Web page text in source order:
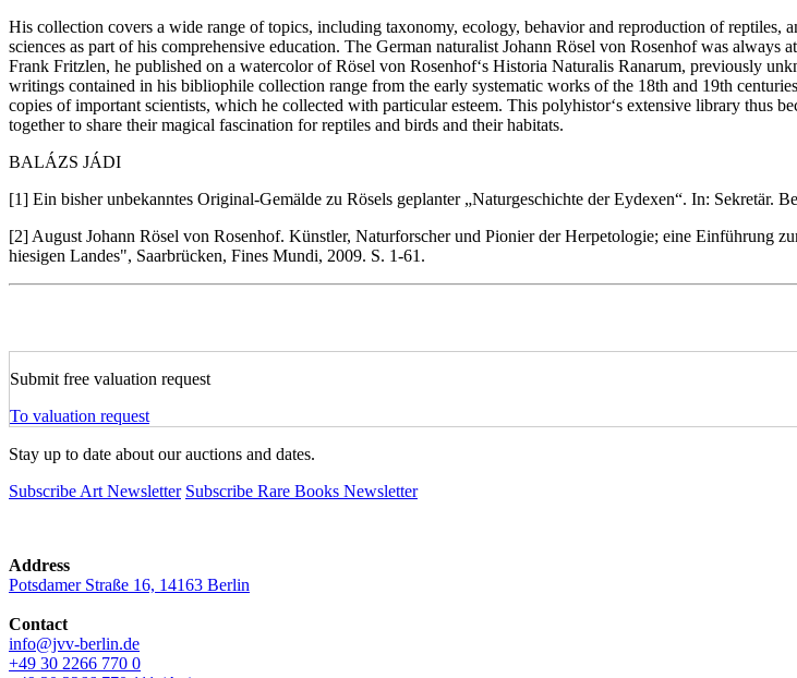
His collection covers a wide range of topics, including taxonomy, ecology, behavior and reproduction of reptiles,
sciences as part of his comprehensive education. The German naturalist Johann Rösel von Rosenhof was
Frank Fritzlen, he published on a watercolor of Rösel von Rosenhof‘s Historia Naturalis Ranarum, previously
writings contained in his bibliophile collection range from the early systematic works of the 18th and 19th
copies of important scientists, which he collected with particular esteem. This polyhistor‘s extensive library thus
together to share their magical fascination for reptiles and birds and their habitats.
BALÁZS JÁDI
[1] Ein bisher unbekanntes Original-Gemälde zu Rösels geplanter „Naturgeschichte der Eydexen“. In:
[2] August Johann Rösel von Rosenhof. Künstler, Naturforscher und Pionier der Herpetologie; eine Einführung
hiesigen Landes", Saarbrücken, Fines Mundi, 2009. S. 1-61.
Submit free valuation request
To valuation request
Stay up to date about our auctions and dates.
Subscribe Art Newsletter Subscribe Rare Books Newsletter
Address
Potsdamer Straße 16, 14163 Berlin
Contact
info@jvv-berlin.de
+49 30 2266 770 0